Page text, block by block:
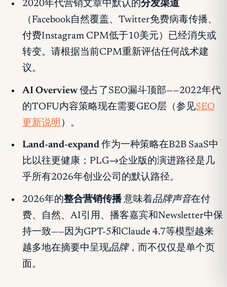
2020年代营销文章中默认的分发渠道
（Facebook自然覆盖、Twitter免费病毒传播、
付费Instagram CPM低于10美元）已经消失或
转变。请根据当前CPM重新评估任何战术建
议。
AI Overview 侵占了SEO漏斗顶部——2022年代
的TOFU内容策略现在需要GEO层（参见SEO
更新说明 ）。
Land-and-expand 作为一种策略在B2B SaaS中
比以往更健康；PLG→企业版的演进路径是几
乎所有2026年创业公司的默认路径。
2026年的整合营销传播 意味着品牌声音在付
费、自然、AI引用、播客嘉宾和Newsletter中保
持一致——因为GPT-5和Claude 4.7等模型越来
越多地在摘要中呈现品牌，而不仅仅是单个页
面。